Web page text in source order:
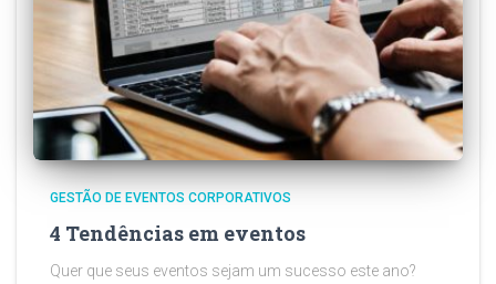
GESTÃO DE EVENTOS CORPORATIVOS
4 Tendências em eventos
Quer que seus eventos sejam um sucesso este ano?